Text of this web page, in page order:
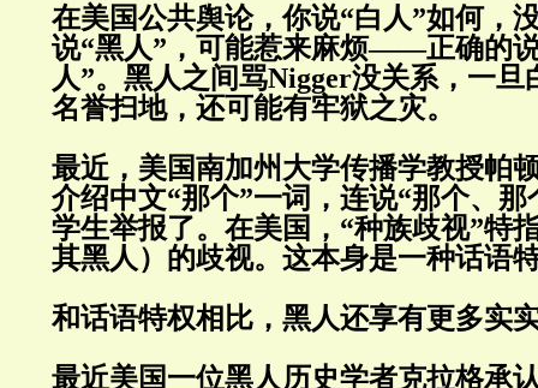
在美国公共舆论，你说“白人”如何，
说“黑人”，可能惹来麻烦——正确的
人”。黑人之间骂Nigger没关系，一旦
名誉扫地，还可能有牢狱之灾。
最近，美国南加州大学传播学教授帕
介绍中文“那个”一词，连说“那个、
学生举报了。在美国，“种族歧视”特
其黑人）的歧视。这本身是一种话语
和话语特权相比，黑人还享有更多实
最近美国一位黑人历史学者克拉格承